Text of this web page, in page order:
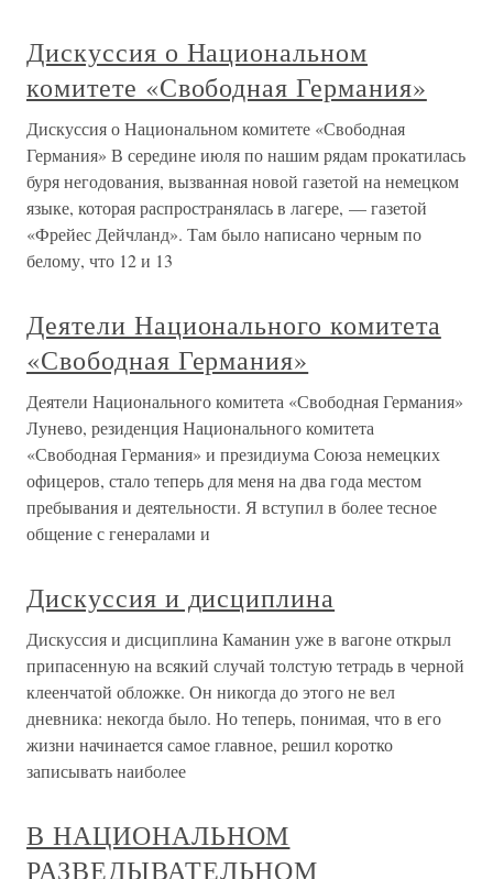
Дискуссия о Национальном
комитете «Свободная Германия»
Дискуссия о Национальном комитете «Свободная
Германия» В середине июля по нашим рядам прокатилась
буря негодования, вызванная новой газетой на немецком
языке, которая распространялась в лагере, — газетой
«Фрейес Дейчланд». Там было написано черным по
белому, что 12 и 13
Деятели Национального комитета
«Свободная Германия»
Деятели Национального комитета «Свободная Германия»
Лунево, резиденция Национального комитета
«Свободная Германия» и президиума Союза немецких
офицеров, стало теперь для меня на два года местом
пребывания и деятельности. Я вступил в более тесное
общение с генералами и
Дискуссия и дисциплина
Дискуссия и дисциплина Каманин уже в вагоне открыл
припасенную на всякий случай толстую тетрадь в черной
клеенчатой обложке. Он никогда до этого не вел
дневника: некогда было. Но теперь, понимая, что в его
жизни начинается самое главное, решил коротко
записывать наиболее
В НАЦИОНАЛЬНОМ
РАЗВЕДЫВАТЕЛЬНОМ